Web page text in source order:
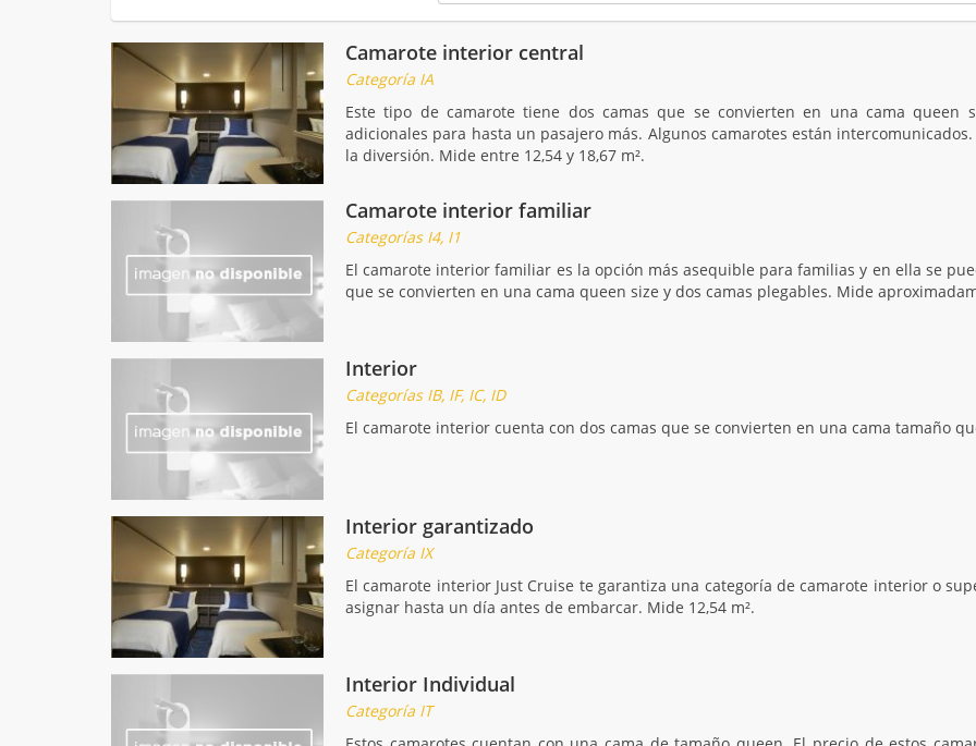
Camarote interior central
Categoría IA
Este tipo de camarote tiene dos camas que se convierten en una cama queen
adicionales para hasta un pasajero más. Algunos camarotes están
la diversión. Mide entre 12,54 y 18,67 m².
Camarote interior familiar
Categorías I4, I1
El camarote interior familiar es la opción más asequible para familias y en ella se
que se convierten en una cama queen size y dos camas plegables. Mide
Interior
Categorías IB, IF, IC, ID
El camarote interior cuenta con dos camas que se convierten en una cama tamaño
Interior garantizado
Categoría IX
El camarote interior Just Cruise te garantiza una categoría de camarote interior o
asignar hasta un día antes de embarcar. Mide 12,54 m².
Interior Individual
Categoría IT